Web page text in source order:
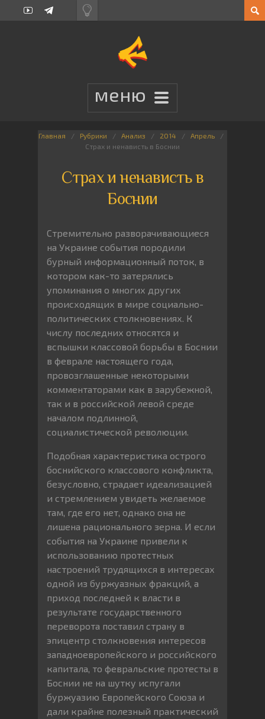
Главная Рубрики Анализ 2014
Апрель
Страх и ненависть в Боснии
Страх и ненависть в
Боснии
Стремительно разворачивающиеся
на Украине события породили
бурный информационный поток, в
котором как-то затерялись
упоминания о многих других
происходящих в мире социально-
политических столкновениях. К
числу последних относятся и
вспышки классовой борьбы в Боснии
в феврале настоящего года,
провозглашенные некоторыми
комментаторами как в зарубежной,
так и в российской левой среде
началом подлинной,
социалистической революции.
Подобная характеристика острого
боснийского классового конфликта,
безусловно, страдает идеализацией
и стремлением увидеть желаемое
там, где его нет, однако она не
лишена рационального зерна. И если
события на Украине привели к
использованию протестных
настроений трудящихся в интересах
одной из буржуазных фракций, а
приход последней к власти в
результате государственного
переворота поставил страну в
эпицентр столкновения интересов
западноевропейского и российского
капитала, то февральские протесты в
Боснии не на шутку испугали
буржуазию Европейского Союза и
дали крайне полезный практический